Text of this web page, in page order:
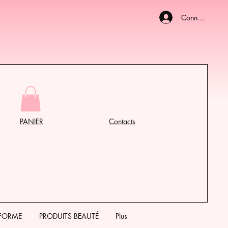
Connexion
PANIER Contacts
PRODUITS BEAUTÉ Plus